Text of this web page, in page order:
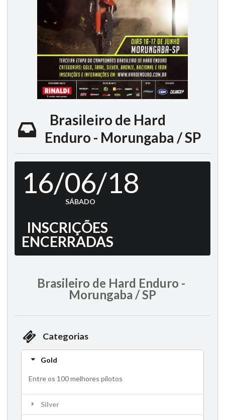
Brasileiro de Hard
Enduro - Morungaba / SP
16/06/18
SÁBADO
INSCRIÇÕES
ENCERRADAS
Brasileiro de Hard Enduro -
Morungaba / SP
Categorias
Gold
Entre os 100 melhores pilotos
Silver